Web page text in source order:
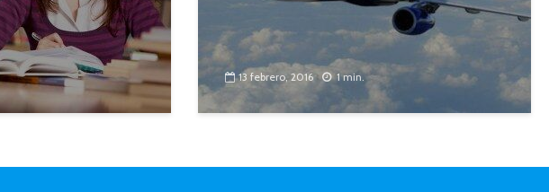
13 febrero, 2016 1 min.